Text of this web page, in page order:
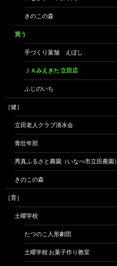
きのこの森
買う
手づくり菓舗 えぼし
ＪＡみえきた 立田店
ふじのいち
［健］
立田老人クラブ清水会
青壮年部
秀真ふるさと農園（いなべ市立田農園）
きのこの森
［育］
土曜学校
たつのこ人形劇団
土曜学校 お菓子作り教室